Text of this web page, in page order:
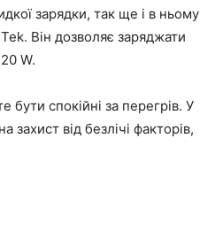
зарядки, так ще і в ньому
Він дозволяє заряджати
W.
спокійні за перегрів. У
від безлічі факторів,